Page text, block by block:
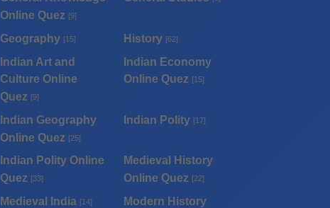
Online Quez [9]
Geography [15] History [62]
Indian Art and
Culture Online
Quez [9]
Indian Economy
Online Quez [15]
Indian Geography
Online Quez [25]
Indian Polity [17]
Indian Polity Online
Quez [33]
Medieval History
Online Quez [22]
Medieval India [14]
Modern History